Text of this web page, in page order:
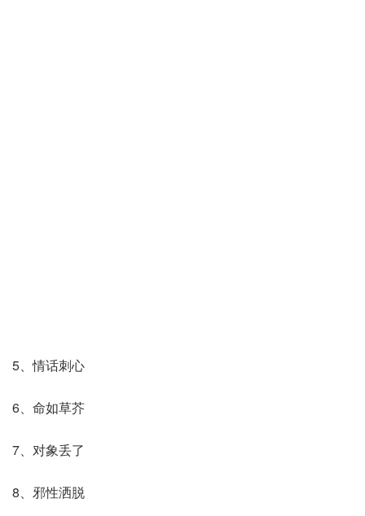
5、情话刺心
6、命如草芥
7、对象丢了
8、邪性洒脱